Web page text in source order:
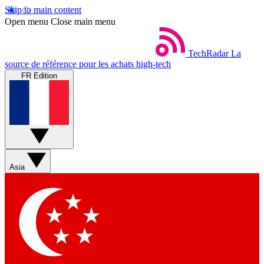
Skip to main content
Open menu Close main menu
TechRadar La
source de référence pour les achats high-tech
FR Edition
Asia